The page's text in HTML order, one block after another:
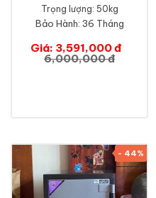
Trọng lượng: 50kg
Bảo Hành: 36 Tháng
Giá: 3,591,000 đ
6,000,000 đ
- 44%